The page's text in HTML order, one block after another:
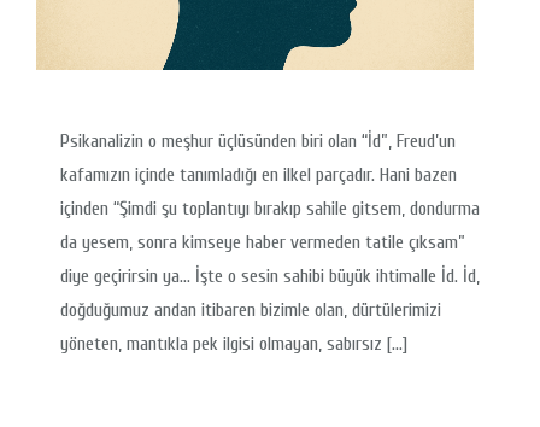
Psikanalizin o meşhur üçlüsünden biri olan “İd”, Freud’un
kafamızın içinde tanımladığı en ilkel parçadır. Hani bazen
içinden “Şimdi şu toplantıyı bırakıp sahile gitsem, dondurma
da yesem, sonra kimseye haber vermeden tatile çıksam”
diye geçirirsin ya… İşte o sesin sahibi büyük ihtimalle İd. İd,
doğduğumuz andan itibaren bizimle olan, dürtülerimizi
yöneten, mantıkla pek ilgisi olmayan, sabırsız […]